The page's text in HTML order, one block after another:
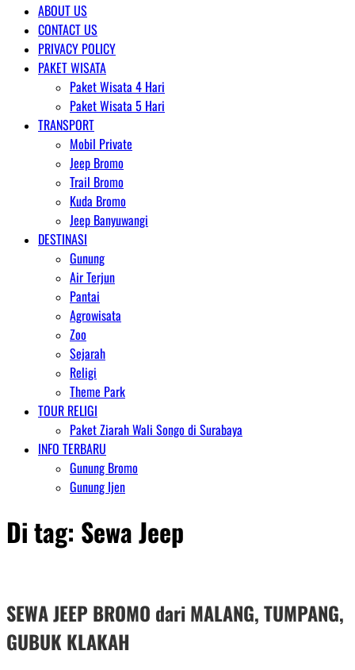
ABOUT US
CONTACT US
PRIVACY POLICY
PAKET WISATA
Paket Wisata 4 Hari
Paket Wisata 5 Hari
TRANSPORT
Mobil Private
Jeep Bromo
Trail Bromo
Kuda Bromo
Jeep Banyuwangi
DESTINASI
Gunung
Air Terjun
Pantai
Agrowisata
Zoo
Sejarah
Religi
Theme Park
TOUR RELIGI
Paket Ziarah Wali Songo di Surabaya
INFO TERBARU
Gunung Bromo
Gunung Ijen
Di tag: Sewa Jeep
SEWA JEEP BROMO dari MALANG, TUMPANG,
GUBUK KLAKAH